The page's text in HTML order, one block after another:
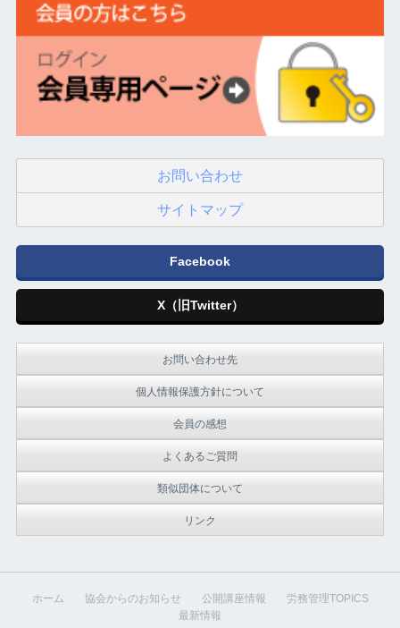
お問い合わせ
サイトマップ
Facebook
X（旧Twitter）
お問い合わせ先
個人情報保護方針について
会員の感想
よくあるご質問
類似団体について
リンク
ホーム 協会からのお知らせ 公開講座情報
労務管理TOPICS
最新情報